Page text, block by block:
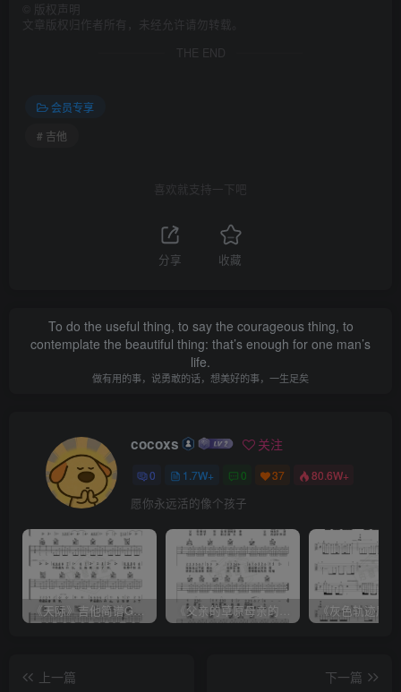
版权声明
文章版权归作者所有，未经允许请勿转载。
THE END
会员专享
# 吉他
喜欢就支持一下吧
分享 收藏
To do the useful thing, to say the courageous thing, to
contemplate the beautiful thing: that’s enough for one man’s
life.
做有用的事，说勇敢的话，想美好的事，一生足矣
cocoxs 关注
0 1.7W+ 0 37 80.6W+
愿你永远活的像个孩子
上一篇
下一篇